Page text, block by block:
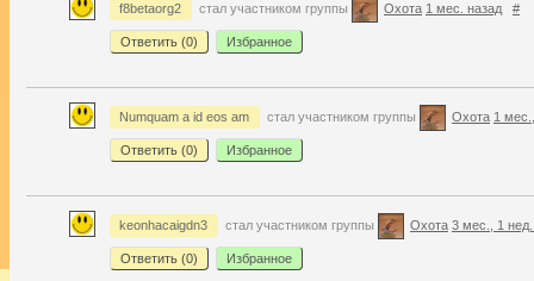
f8betaorg2 стал участником группы Охота 1 мес. назад #
Ответить (0) Избранное
Numquam a id eos am стал участником группы Охота 1
Ответить (0) Избранное
keonhacaigdn3 стал участником группы Охота 3 мес., 1 нед.
Ответить (0) Избранное